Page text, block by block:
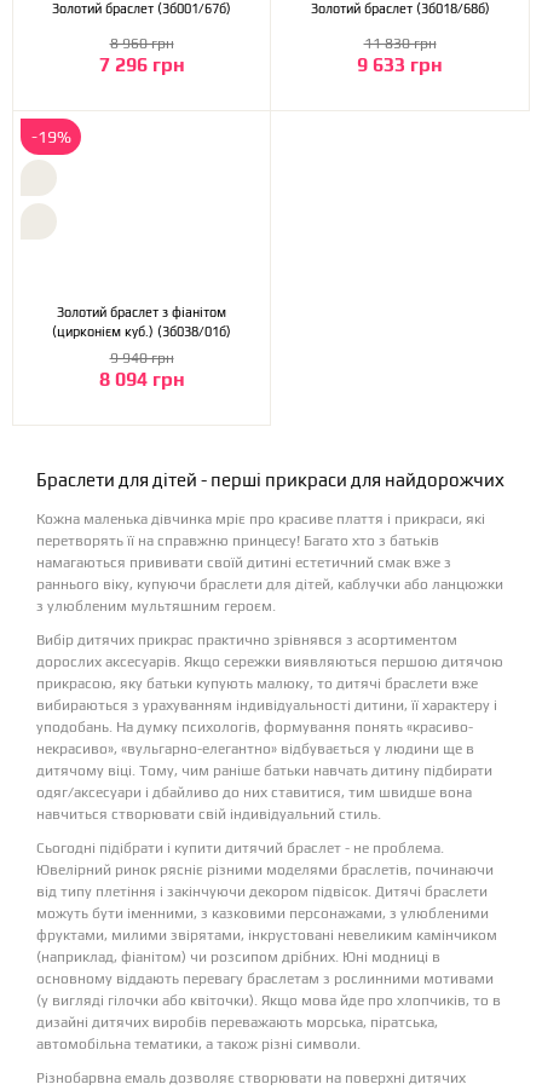
Золотий браслет (3б001/67б)
7 296 грн
8 960 грн
Золотий браслет (3б018/68б)
9 633 грн
11 830 грн
-19%
Золотий браслет з фіанітом
(цирконієм куб.) (3б038/01б)
8 094 грн
9 940 грн
Браслети для дітей - перші прикраси для найдорожчих
Кожна маленька дівчинка мріє про красиве плаття і прикраси, які
перетворять її на справжню принцесу! Багато хто з батьків
намагаються прививати своїй дитині естетичний смак вже з
раннього віку, купуючи браслети для дітей, каблучки або ланцюжки
з улюбленим мультяшним героєм.
Вибір дитячих прикрас практично зрівнявся з асортиментом
дорослих аксесуарів. Якщо сережки виявляються першою дитячою
прикрасою, яку батьки купують малюку, то дитячі браслети вже
вибираються з урахуванням індивідуальності дитини, її характеру і
уподобань. На думку психологів, формування понять «красиво-
некрасиво», «вульгарно-елегантно» відбувається у людини ще в
дитячому віці. Тому, чим раніше батьки навчать дитину підбирати
одяг/аксесуари і дбайливо до них ставитися, тим швидше вона
навчиться створювати свій індивідуальний стиль.
Сьогодні підібрати і купити дитячий браслет - не проблема.
Ювелірний ринок рясніє різними моделями браслетів, починаючи
від типу плетіння і закінчуючи декором підвісок. Дитячі браслети
можуть бути іменними, з казковими персонажами, з улюбленими
фруктами, милими звірятами, інкрустовані невеликим камінчиком
(наприклад, фіанітом) чи розсипом дрібних. Юні модниці в
основному віддають перевагу браслетам з рослинними мотивами
(у вигляді гілочки або квіточки). Якщо мова йде про хлопчиків, то в
дизайні дитячих виробів переважають морська, піратська,
автомобільна тематики, а також різні символи.
Різнобарвна емаль дозволяє створювати на поверхні дитячих